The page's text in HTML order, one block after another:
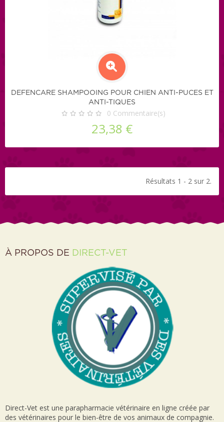
DEFENCARE SHAMPOOING POUR CHIEN ANTI-PUCES ET
ANTI-TIQUES
0 Commentaire(s)
23,38 €
Résultats 1 - 2 sur 2.
À PROPOS DE DIRECT-VET
Direct-Vet est une parapharmacie vétérinaire en ligne créée par
des vétérinaires pour le bien-être de vos animaux de compagnie.